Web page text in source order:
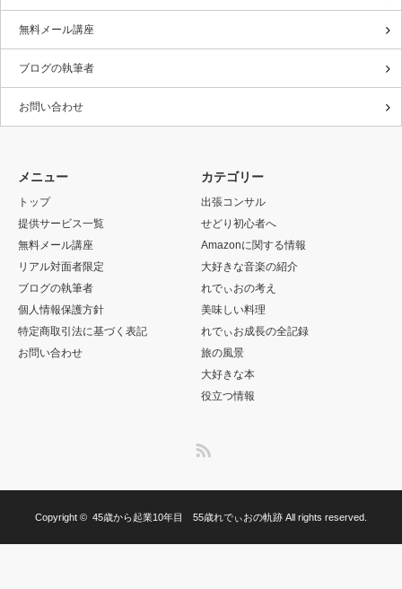
無料メール講座
ブログの執筆者
お問い合わせ
メニュー
トップ
提供サービス一覧
無料メール講座
リアル対面者限定
ブログの執筆者
個人情報保護方針
特定商取引法に基づく表記
お問い合わせ
カテゴリー
出張コンサル
せどり初心者へ
Amazonに関する情報
大好きな音楽の紹介
れでぃおの考え
美味しい料理
れでぃお成長の全記録
旅の風景
大好きな本
役立つ情報
Copyright © 45歳から起業10年目 55歳れでぃおの軌跡 All rights reserved.